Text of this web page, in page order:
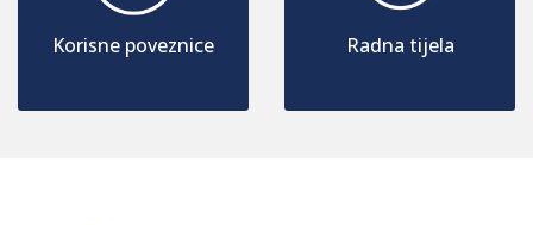
Korisne poveznice Radna tijela